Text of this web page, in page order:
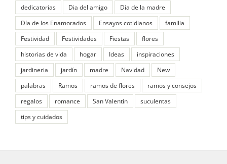
dedicatorias
Dia del amigo
Día de la madre
Día de los Enamorados
Ensayos cotidianos
familia
Festividad
Festividades Fiestas
flores
historias de vida
hogar Ideas
inspiraciones
jardineria
jardín madre Navidad
New
palabras
Ramos ramos de flores
ramos y consejos
regalos
romance San Valentín
suculentas
tips y cuidados